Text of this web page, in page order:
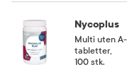
Næringsinnhold
1 tablett inneholder 250
Nycoplus
Multi uten
tabletter
100 stk.